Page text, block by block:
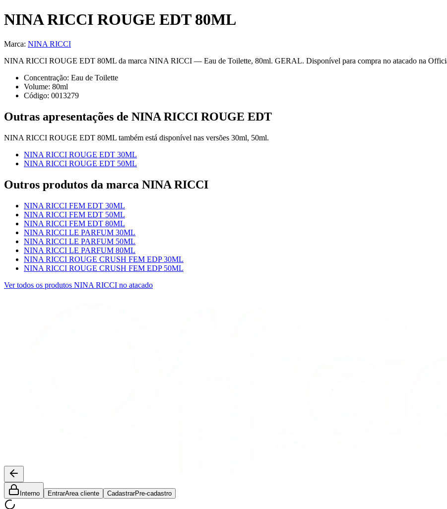
NINA RICCI ROUGE EDT 80ML
Marca: NINA RICCI
NINA RICCI ROUGE EDT 80ML da marca NINA RICCI — Eau de Toilette, 80ml. GERAL. Disponível para compra no atacado na
Concentração: Eau de Toilette
Volume: 80ml
Código: 0013279
Outras apresentações de NINA RICCI ROUGE EDT
NINA RICCI ROUGE EDT 80ML também está disponível nas versões 30ml, 50ml.
NINA RICCI ROUGE EDT 30ML
NINA RICCI ROUGE EDT 50ML
Outros produtos da marca NINA RICCI
NINA RICCI FEM EDT 30ML
NINA RICCI FEM EDT 50ML
NINA RICCI FEM EDT 80ML
NINA RICCI LE PARFUM 30ML
NINA RICCI LE PARFUM 50ML
NINA RICCI LE PARFUM 80ML
NINA RICCI ROUGE CRUSH FEM EDP 30ML
NINA RICCI ROUGE CRUSH FEM EDP 50ML
Ver todos os produtos NINA RICCI no atacado
Interno EntrarArea cliente CadastrarPre-cadastro